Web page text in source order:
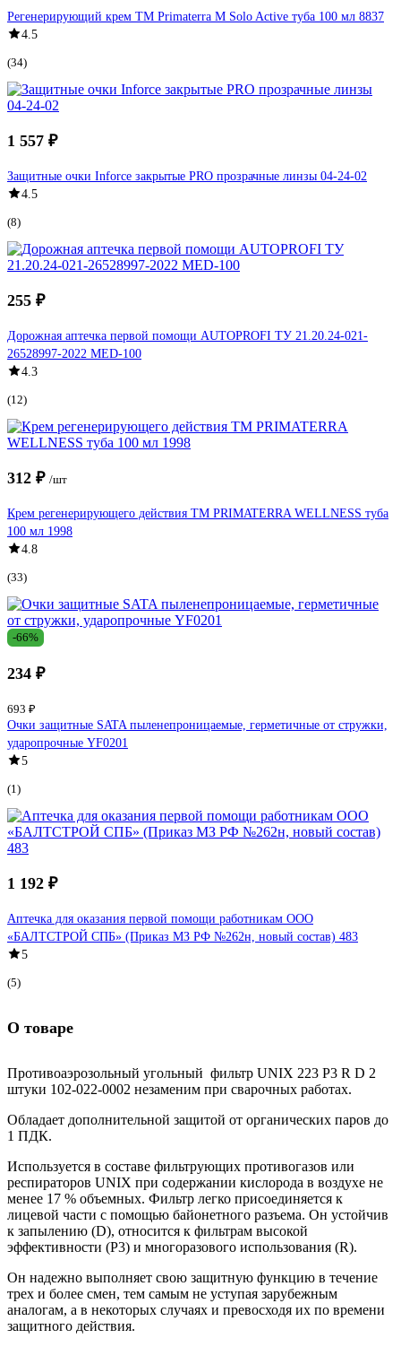
Регенерирующий крем TM Primaterra M Solo Active туба 100 мл 8837
4.5
(34)
1 557 ₽
Защитные очки Inforce закрытые PRO прозрачные линзы 04-24-02
4.5
(8)
255 ₽
Дорожная аптечка первой помощи AUTOPROFI ТУ 21.20.24-021-
26528997-2022 MED-100
4.3
(12)
312 ₽ /шт
Крем регенерирующего действия TM PRIMATERRA WELLNESS туба
100 мл 1998
4.8
(33)
-66%
234 ₽
693 ₽
Очки защитные SATA пыленепроницаемые, герметичные от стружки,
ударопрочные YF0201
5
(1)
1 192 ₽
Аптечка для оказания первой помощи работникам ООО
«БАЛТСТРОЙ СПБ» (Приказ МЗ РФ №262н, новый состав) 483
5
(5)
О товаре
Противоаэрозольный угольный фильтр UNIX 223 P3 R D 2
штуки 102-022-0002 незаменим при сварочных работах.
Обладает дополнительной защитой от органических паров до
1 ПДК.
Используется в составе фильтрующих противогазов или
респираторов UNIX при содержании кислорода в воздухе не
менее 17 % объемных. Фильтр легко присоединяется к
лицевой части с помощью байонетного разъема. Он устойчив
к запылению (D), относится к фильтрам высокой
эффективности (P3) и многоразового использования (R).
Он надежно выполняет свою защитную функцию в течение
трех и более смен, тем самым не уступая зарубежным
аналогам, а в некоторых случаях и превосходя их по времени
защитного действия.